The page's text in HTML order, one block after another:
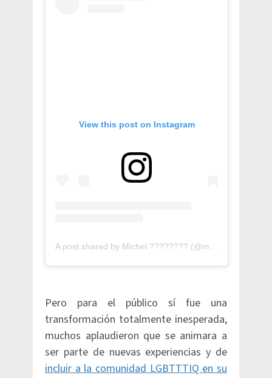
View this post on Instagram
A post shared by Michel ???????? (@michelbogh)
Pero para el público sí fue una
transformación totalmente inesperada,
muchos aplaudieron que se animara a
ser parte de nuevas experiencias y de
incluir a la comunidad LGBTTTIQ en su